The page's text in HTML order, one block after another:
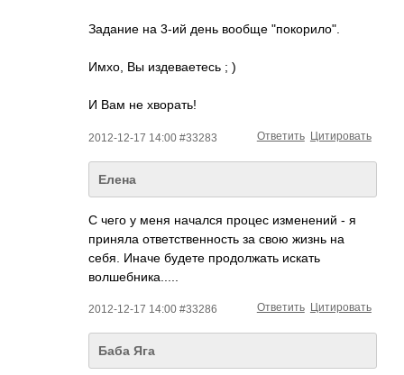
Задание на 3-ий день вообще "покорило".
Имхо, Вы издеваетесь ; )
И Вам не хворать!
2012-12-17 14:00 #33283 Цитировать
Ответить
Елена
С чего у меня начался процес изменений - я
приняла ответственность за свою жизнь на
себя. Иначе будете продолжать искать
волшебника.....
2012-12-17 14:00 #33286 Цитировать
Ответить
Баба Яга